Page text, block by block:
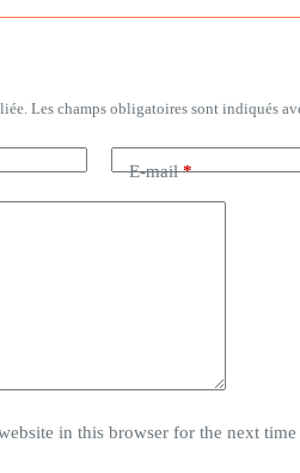
Les champs obligatoires sont indiqués
E-mail*
in this browser for the next